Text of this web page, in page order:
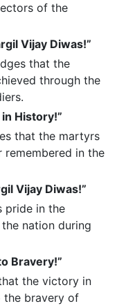
of the
Vijay Diwas!”
that the
through the
History!”
that the martyrs
in the
Vijay Diwas!”
pride in the
nation during
Bravery!”
the victory in
the bravery of